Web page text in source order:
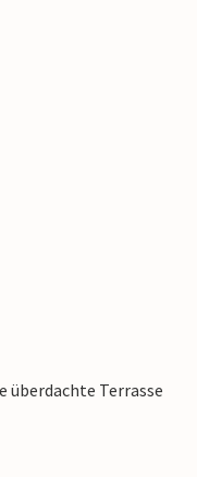
überdachte Terrasse